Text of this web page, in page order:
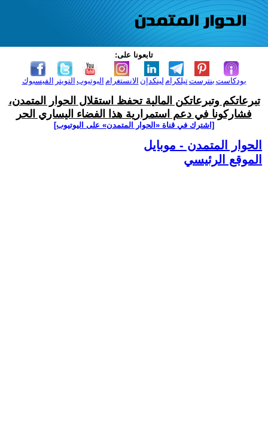
تابعونا على:
الفيسبوك التويتر اليوتيوب الانستغرام لينكدإن تيلكرامبنترست بودكاست
تبرعاتكم وتبرعاتكن المالية تحفظ استقلال الحوار المتمدن،
فشاركونا في دعم استمرارية هذا الفضاء اليساري الحر
[اشترك في قناة ‫«الحوار المتمدن» على اليوتيوب]
الحوار المتمدن - موبايل
الموقع الرئيسي